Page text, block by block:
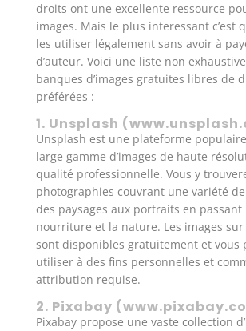
droits ont une excellente ressource
images. Mais le plus interessant c’est
les utiliser légalement sans avoir à
d’auteur. Voici une liste non
banques d’images gratuites libres de
préférées :
1. Unsplash (
Unsplash est une plateforme
large gamme d’images de haute
qualité professionnelle. Vous y
photographies couvrant une variété
des paysages aux portraits en passant
nourriture et la nature. Les images sur
sont disponibles gratuitement et vous
utiliser à des fins personnelles et
attribution requise.
2. Pixabay (
Pixabay propose une vaste collection